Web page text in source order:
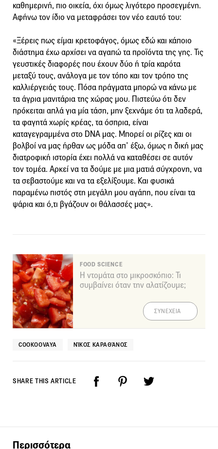
καθημερινή, πιο οικεία, όχι όμως λιγότερο προσεγμένη.
Αφήνω τον ίδιο να μεταφράσει τον νέο εαυτό του:
«Ξέρεις πως είμαι κρετοφάγος, όμως εδώ και κάποιο
διάστημα έχω αρχίσει να αγαπώ τα προϊόντα της γης. Τις
γευστικές διαφορές που έχουν δύο ή τρία καρότα
μεταξύ τους, ανάλογα με τον τόπο και τον τρόπο της
καλλιέργειάς τους. Πόσα πράγματα μπορώ να κάνω με
τα άγρια μανιτάρια της χώρας μου. Πιστεύω ότι δεν
πρόκειται απλά για μία τάση, μην ξεχνάμε ότι τα λαδερά,
τα φαγητά χωρίς κρέας, τα όσπρια, είναι
καταγεγραμμένα στο DNA μας. Μπορεί οι ρίζες και οι
βολβοί να μας ήρθαν ως μόδα απ’ έξω, όμως η δική μας
διατροφική ιστορία έχει πολλά να καταθέσει σε αυτόν
τον τομέα. Αρκεί να τα δούμε με μια ματιά σύγχρονη, να
τα σεβαστούμε και να τα εξελίξουμε. Και φυσικά
παραμένω πιστός στη μεγάλη μου αγάπη, που είναι τα
ψάρια και ό,τι βγάζουν οι θάλασσές μας».
FOOD SCIENCE
Η ντομάτα στο μικροσκόπιο: Τι
συμβαίνει όταν την αλατίζουμε;
ΣΥΝΕΧΕΙΑ
COOKOOVAYA ΝΊΚΟΣ ΚΑΡΑΘΆΝΟΣ
SHARE THIS ARTICLE
Περισσότερα